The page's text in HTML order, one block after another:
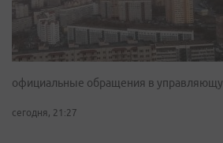
официальные обращения в
сегодня, 21:27